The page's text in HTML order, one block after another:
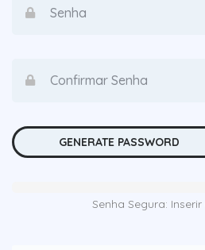
GENERATE PASSWORD
Senha Segura: